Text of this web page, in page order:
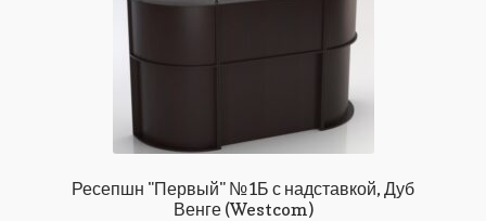
Ресепшн "Первый" №1Б с надставкой, Дуб
Венге (Westcom)